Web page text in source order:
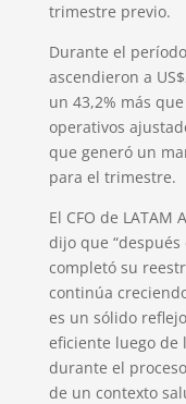
trimestre previo.
Durante el
ascendieron a
un 43,2% más
operativos
que generó un
para el trimestre.
El CFO de
dijo que
completó su
continúa
es un sólido
eficiente luego de
durante el
de un contexto